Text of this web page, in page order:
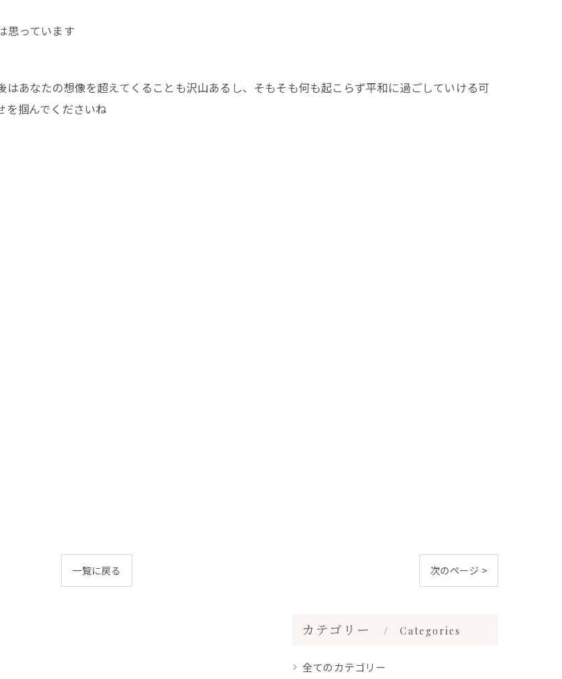
思っています
あなたの想像を超えてくることも沢山あるし、そもそも何も起こらず平和に過ごしていける可
を掴んでくださいね
一覧に戻る 次のページ >
カテゴリー Categories
全てのカテゴリー